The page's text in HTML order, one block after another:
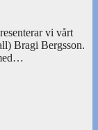
vi vårt
Bragi Bergsson.